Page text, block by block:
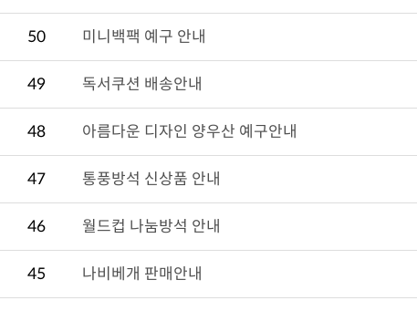
50 미니백팩 예구 안내
49 독서쿠션 배송안내
48 아름다운 디자인 양우산 예구안내
47 통풍방석 신상품 안내
46 월드컵 나눔방석 안내
45 나비베개 판매안내